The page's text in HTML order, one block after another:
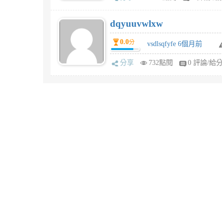
dqyuuvwlxw
0.0分 vsdlsqfyfe 6個月前
分享 732點閱 0 評論/給